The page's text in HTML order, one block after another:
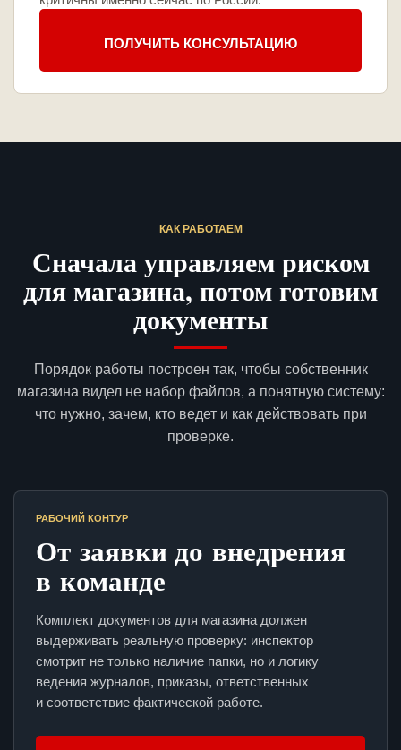
ПОЛУЧИТЬ КОНСУЛЬТАЦИЮ
КАК РАБОТАЕМ
Сначала управляем риском
для магазина, потом готовим
документы
Порядок работы построен так, чтобы собственник
магазина видел не набор файлов, а понятную систему:
что нужно, зачем, кто ведет и как действовать при
проверке.
РАБОЧИЙ КОНТУР
От заявки до внедрения
в команде
Комплект документов для магазина должен
выдерживать реальную проверку: инспектор
смотрит не только наличие папки, но и логику
ведения журналов, приказы, ответственных
и соответствие фактической работе.